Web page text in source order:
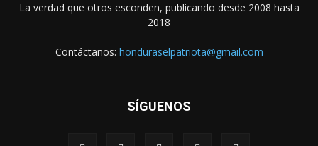
La verdad que otros esconden, publicando desde 2008 hasta
2018
Contáctanos: honduraselpatriota@gmail.com
SÍGUENOS